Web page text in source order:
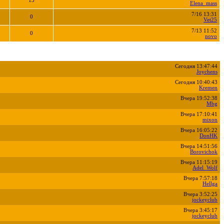
Elena_mass
0
7/16 13:31
Vet25
0
7/13 11:52
novo
Сегодня 13:47:44
Joychens
Сегодня 10:40:43
Kremen
Вчера 19:52:38
Mbg
Вчера 17:10:41
mixon
Вчера 16:05:22
DonHK
Вчера 14:51:56
Borovichok
Вчера 11:15:19
Adel_Wolf
Вчера 7:57:18
Hellga
Вчера 3:52:25
jockeyclub
Вчера 3:45:17
jockeyclub